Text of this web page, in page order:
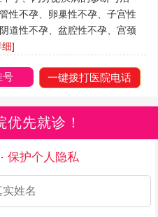
性不孕、卵巢性不孕、子宫性
道性不孕、盆腔性不孕、宫颈
细]
号 一键拨打医院电话
先就诊！
保护个人隐私